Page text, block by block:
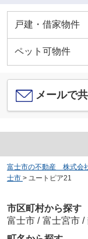
戸建・借家物件
ペット可物件
メールで
富士市の不動産 株式会
士市 > ユートピア21
市区町村から探す
富士市 / 富士宮市 /